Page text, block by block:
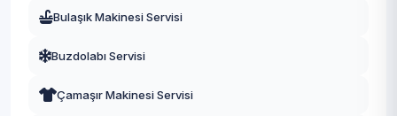
Bulaşık Makinesi Servisi
Buzdolabı Servisi
Çamaşır Makinesi Servisi